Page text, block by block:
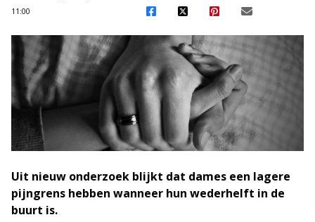
11:00
Uit nieuw onderzoek blijkt dat dames een lagere
pijngrens hebben wanneer hun wederhelft in de
buurt is.